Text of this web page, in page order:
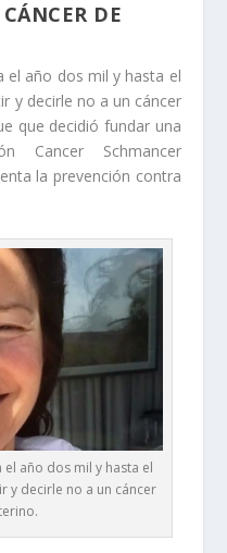
DE
el año dos mil y hasta el
y decirle no a un cáncer
que decidió fundar una
Cancer Schmancer
la prevención contra
año dos mil y hasta el
y decirle no a un cáncer